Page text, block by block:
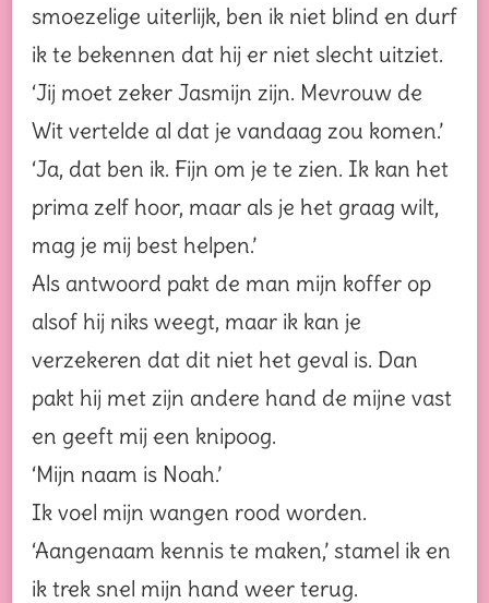
smoezelige uiterlijk, ben ik niet blind en durf
ik te bekennen dat hij er niet slecht uitziet.
‘Jij moet zeker Jasmijn zijn. Mevrouw de
Wit vertelde al dat je vandaag zou komen.’
‘Ja, dat ben ik. Fijn om je te zien. Ik kan het
prima zelf hoor, maar als je het graag wilt,
mag je mij best helpen.’
Als antwoord pakt de man mijn koffer op
alsof hij niks weegt, maar ik kan je
verzekeren dat dit niet het geval is. Dan
pakt hij met zijn andere hand de mijne vast
en geeft mij een knipoog.
‘Mijn naam is Noah.’
Ik voel mijn wangen rood worden.
‘Aangenaam kennis te maken,’ stamel ik en
ik trek snel mijn hand weer terug.